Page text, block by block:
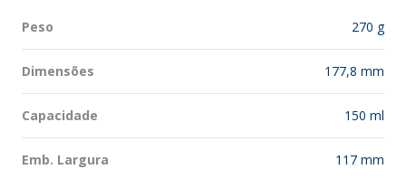
Peso 270 g
Dimensões 177,8 mm
Capacidade 150 ml
Emb. Largura 117 mm